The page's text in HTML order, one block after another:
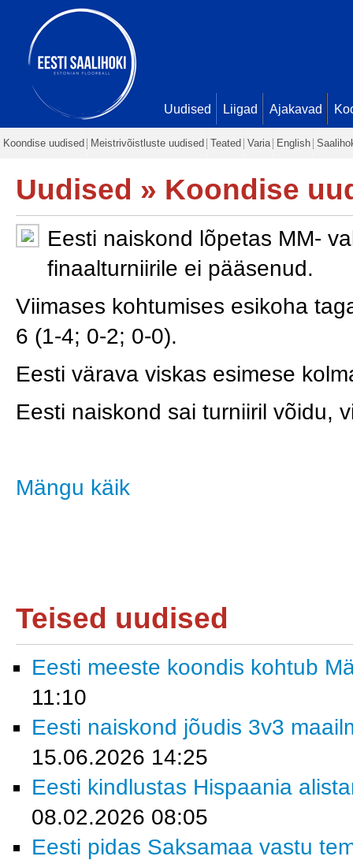
Uudised Liigad Ajakavad
Koondise uudised Meistrivõistluste uudised Teated Varia English
Uudised » Koondise
Eesti naiskond lõpetas MM-
finaalturniirile ei pääsenud.
Viimases kohtumises esikoha
6 (1-4; 0-2; 0-0).
Eesti värava viskas esimese
Eesti naiskond sai turniiril võidu,
Mängu käik
Teised uudised
Eesti meeste koondis kohtub
11:10
Eesti naiskond jõudis 3v3
15.06.2026 14:25
Eesti kindlustas Hispaania
08.02.2026 08:05
Eesti pidas Saksamaa vastu